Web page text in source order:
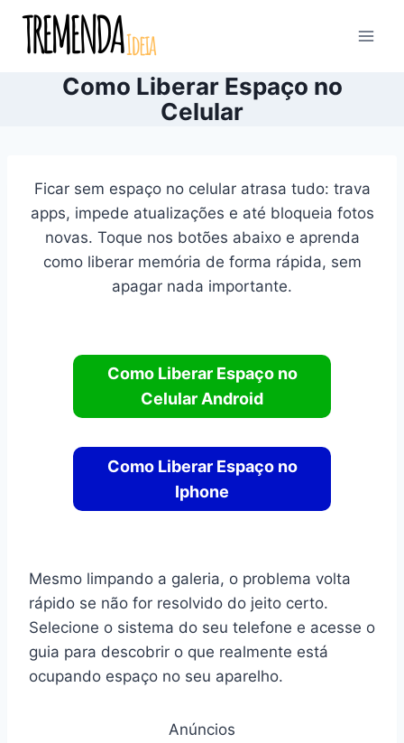
Pular
para
ConteúdoComo Liberar Espaço no
Celular
Ficar sem espaço no celular atrasa tudo: trava
apps, impede atualizações e até bloqueia fotos
novas. Toque nos botões abaixo e aprenda
como liberar memória de forma rápida, sem
apagar nada importante.
Como Liberar Espaço no
Celular Android
Como Liberar Espaçono
Iphone
Mesmo limpando a galeria, o problema volta
rápido se não for resolvido do jeito certo.
Selecione o sistema do seu telefone e acesse o
guia para descobrir o que realmente está
ocupando espaço no seu aparelho.
Anúncios